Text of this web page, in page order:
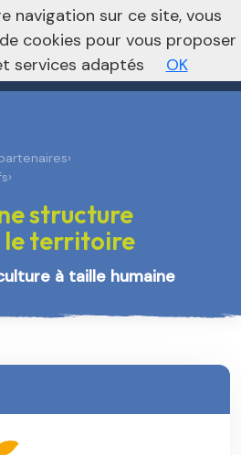
régional Vers le site national
›
›
structure
le territoire
à taille humaine
navigation sur ce site, vous
cookies pour vous proposer
services adaptés
OK